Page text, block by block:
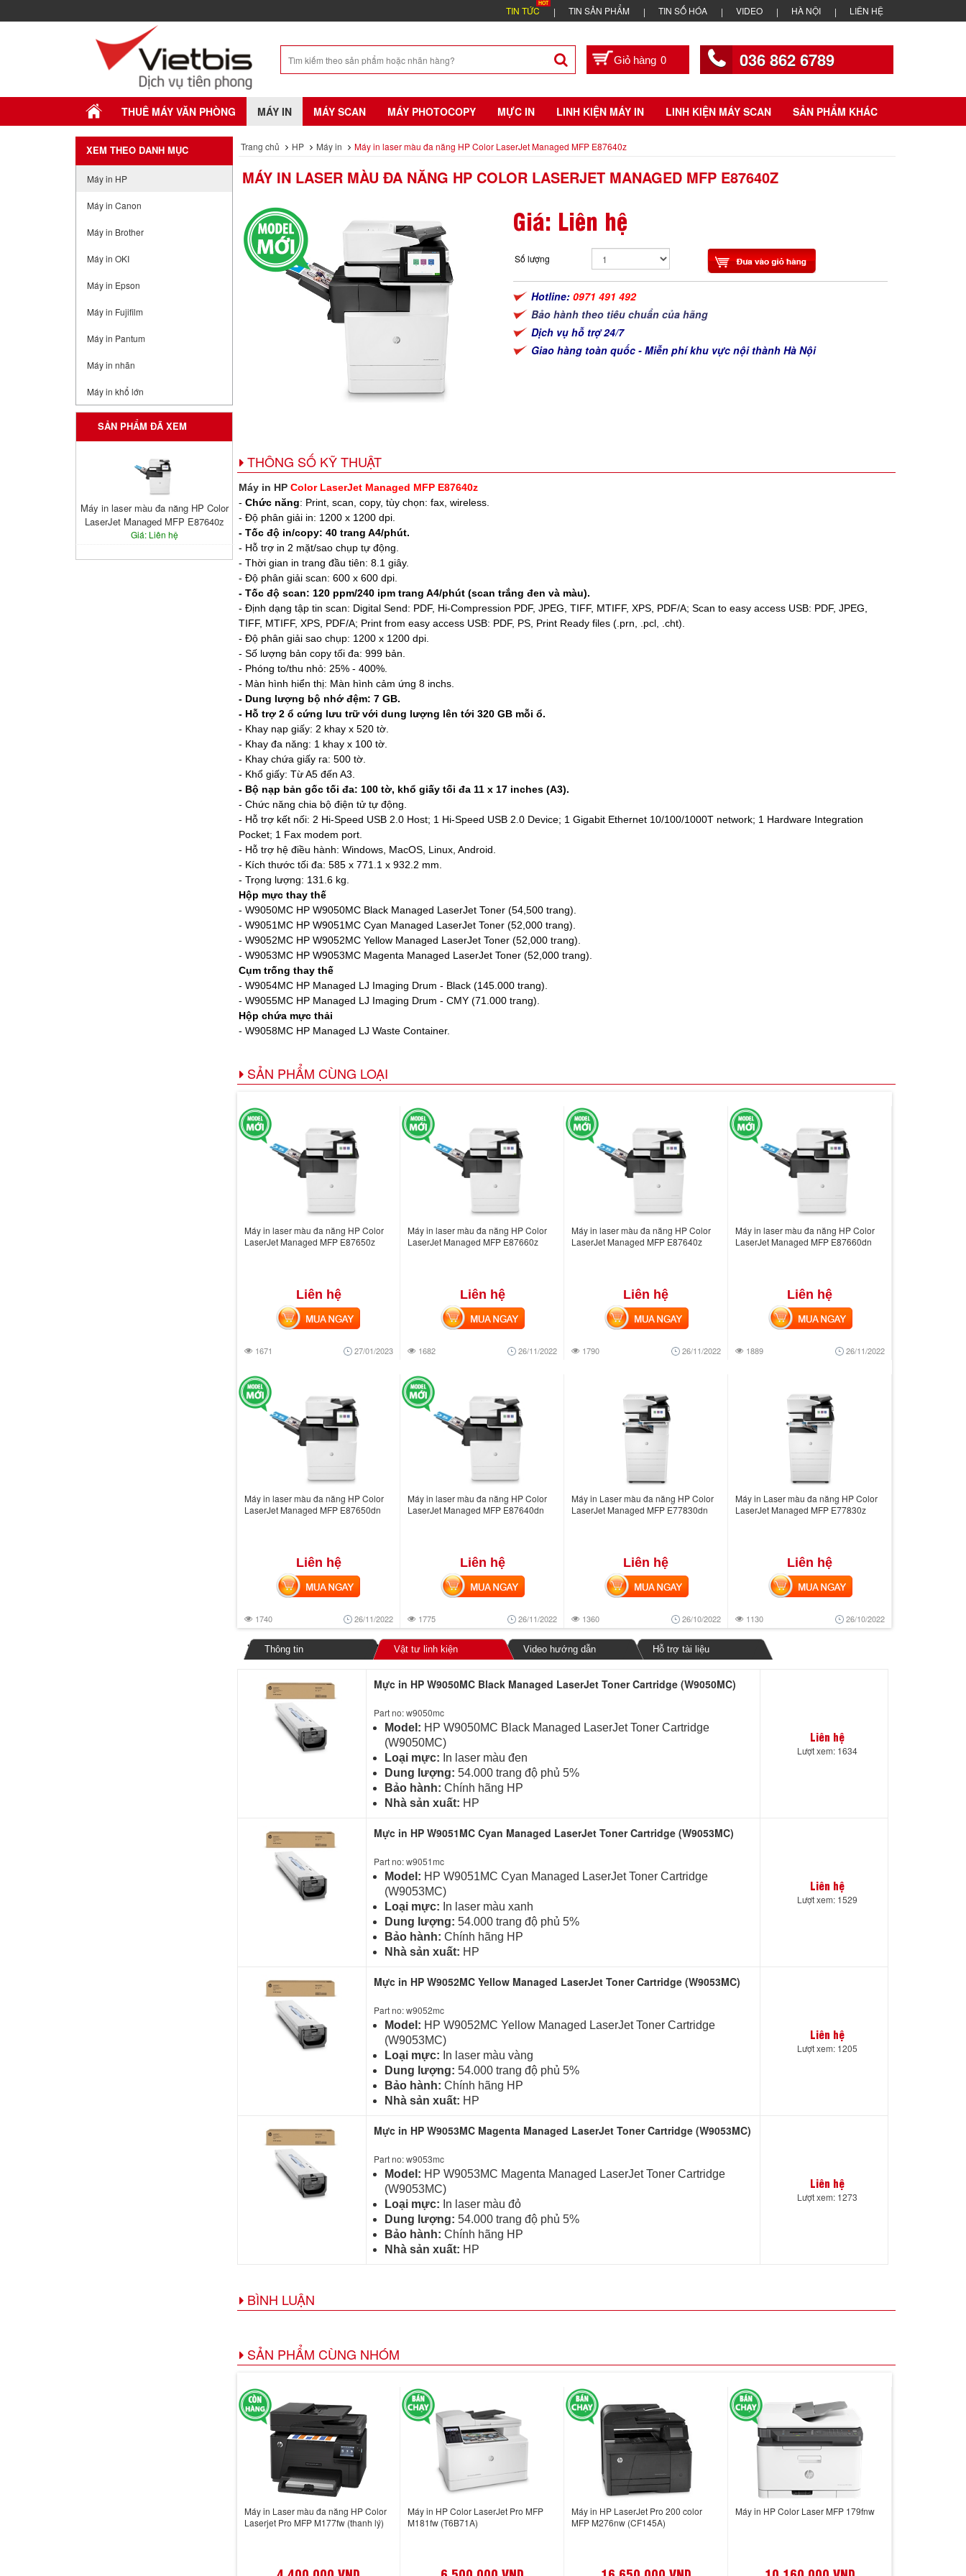
TIN TỨC TIN SẢN PHẨM TIN SỐ HÓA VIDEO HÀ NỘI LIÊN HỆ
0 036 862 6789
THUÊ MÁY VĂN PHÒNG MÁY IN MÁY SCAN MÁY PHOTOCOPY MỰC IN LINH KIỆN MÁY IN LINH KIỆN MÁY SCAN SẢN PHẨM KHÁC
XEM THEO DANH MỤC
Máy in HP
Máy in Canon
Máy in Brother
Máy in OKI
Máy in Epson
Máy in Fujifilm
Máy in Pantum
Máy in nhãn
Máy in khổ lớn
SẢN PHẨM ĐÃ XEM
Máy in laser màu đa năng HP Color
LaserJet Managed MFP E87640z
Giá: Liên hệ
Trang chủ HP Máy in Máy in laser màu đa năng HP Color LaserJet Managed MFP E87640z
MÁY IN LASER MÀU ĐA NĂNG HP COLOR LASERJET MANAGED MFP E87640Z
Giá: Liên hệ
Số lượng
Hotline:0971 491 492
Bảo hành theo tiêu chuẩn của hãng
Dịch vụ hỗ trợ 24/7
Giao hàng toàn quốc - Miễn phí khu vực nội thành Hà Nội
THÔNG SỐ KỸ THUẬT
Máy in HP Color LaserJet Managed MFP E87640z
- Chức năng: Print, scan, copy, tùy chọn: fax, wireless.
- Độ phân giải in: 1200 x 1200 dpi.
- Tốc độ in/copy: 40 trang A4/phút.
- Hỗ trợ in 2 mặt/sao chụp tự động.
- Thời gian in trang đầu tiên: 8.1 giây.
- Độ phân giải scan: 600 x 600 dpi.
- Tốc độ scan: 120 ppm/240 ipm trang A4/phút (scan trắng đen và màu).
- Định dạng tập tin scan: Digital Send: PDF, Hi-Compression PDF, JPEG, TIFF, MTIFF, XPS, PDF/A; Scan to easy access USB: PDF, JPEG,
TIFF, MTIFF, XPS, PDF/A; Print from easy access USB: PDF, PS, Print Ready files (.prn, .pcl, .cht).
- Độ phân giải sao chụp: 1200 x 1200 dpi.
- Số lượng bản copy tối đa: 999 bản.
- Phóng to/thu nhỏ: 25% - 400%.
- Màn hình hiển thị: Màn hình cảm ứng 8 inchs.
- Dung lượng bộ nhớ đệm: 7 GB.
- Hỗ trợ 2 ổ cứng lưu trữ với dung lượng lên tới 320 GB mỗi ổ.
- Khay nạp giấy: 2 khay x 520 tờ.
- Khay đa năng: 1 khay x 100 tờ.
- Khay chứa giấy ra: 500 tờ.
- Khổ giấy: Từ A5 đến A3.
- Bộ nạp bản gốc tối đa: 100 tờ, khổ giấy tối đa 11 x 17 inches (A3).
- Chức năng chia bộ điện tử tự động.
- Hỗ trợ kết nối: 2 Hi-Speed USB 2.0 Host; 1 Hi-Speed USB 2.0 Device; 1 Gigabit Ethernet 10/100/1000T network; 1 Hardware Integration
Pocket; 1 Fax modem port.
- Hỗ trợ hệ điều hành: Windows, MacOS, Linux, Android.
- Kích thước tối đa: 585 x 771.1 x 932.2 mm.
- Trọng lượng: 131.6 kg.
Hộp mực thay thế
- W9050MC HP W9050MC Black Managed LaserJet Toner (54,500 trang).
- W9051MC HP W9051MC Cyan Managed LaserJet Toner (52,000 trang).
- W9052MC HP W9052MC Yellow Managed LaserJet Toner (52,000 trang).
- W9053MC HP W9053MC Magenta Managed LaserJet Toner (52,000 trang).
Cụm trống thay thế
- W9054MC HP Managed LJ Imaging Drum - Black (145.000 trang).
- W9055MC HP Managed LJ Imaging Drum - CMY (71.000 trang).
Hộp chứa mực thải
- W9058MC HP Managed LJ Waste Container.
SẢN PHẨM CÙNG LOẠI
Máy in laser màu đa năng HP Color
LaserJet Managed MFP E87650z
Liên hệ
1671 27/01/2023
MUA NGAY
Máy in laser màu đa năng HP Color
LaserJet Managed MFP E87660z
Liên hệ
1682 26/11/2022
MUA NGAY
Máy in laser màu đa năng HP Color
LaserJet Managed MFP E87640z
Liên hệ
1790 26/11/2022
MUA NGAY
Máy in laser màu đa năng HP Color
LaserJet Managed MFP E87660dn
Liên hệ
1889 26/11/2022
MUA NGAY
Máy in laser màu đa năng HP Color
LaserJet Managed MFP E87650dn
Liên hệ
1740 26/11/2022
MUA NGAY
Máy in laser màu đa năng HP Color
LaserJet Managed MFP E87640dn
Liên hệ
1775 26/11/2022
MUA NGAY
Máy in Laser màu đa năng HP Color
LaserJet Managed MFP E77830dn
Liên hệ
1360 26/10/2022
MUA NGAY
Máy in Laser màu đa năng HP Color
LaserJet Managed MFP E77830z
Liên hệ
1130 26/10/2022
MUA NGAY
Thông tin Vật tư linh kiện Video hướng dẫn Hỗ trợ tài liệu
Mực in HP W9050MC Black Managed LaserJet Toner Cartridge (W9050MC)
Part no: w9050mc
Model: HP W9050MC Black Managed LaserJet Toner Cartridge
(W9050MC)
Loại mực: In laser màu đen
Dung lượng: 54.000 trang độ phủ 5%
Bảo hành: Chính hãng HP
Nhà sản xuất: HP
Liên hệ
Lượt xem: 1634
Mực in HP W9051MC Cyan Managed LaserJet Toner Cartridge (W9053MC)
Part no: w9051mc
Model: HP W9051MC Cyan Managed LaserJet Toner Cartridge
(W9053MC)
Loại mực: In laser màu xanh
Dung lượng: 54.000 trang độ phủ 5%
Bảo hành: Chính hãng HP
Nhà sản xuất: HP
Liên hệ
Lượt xem: 1529
Mực in HP W9052MC Yellow Managed LaserJet Toner Cartridge (W9053MC)
Part no: w9052mc
Model: HP W9052MC Yellow Managed LaserJet Toner Cartridge
(W9053MC)
Loại mực: In laser màu vàng
Dung lượng: 54.000 trang độ phủ 5%
Bảo hành: Chính hãng HP
Nhà sản xuất: HP
Liên hệ
Lượt xem: 1205
Mực in HP W9053MC Magenta Managed LaserJet Toner Cartridge (W9053MC)
Part no: w9053mc
Model: HP W9053MC Magenta Managed LaserJet Toner Cartridge
(W9053MC)
Loại mực: In laser màu đỏ
Dung lượng: 54.000 trang độ phủ 5%
Bảo hành: Chính hãng HP
Nhà sản xuất: HP
Liên hệ
Lượt xem: 1273
BÌNH LUẬN
SẢN PHẨM CÙNG NHÓM
Máy in Laser màu đa năng HP Color
Laserjet Pro MFP M177fw (thanh lý)
Máy in HP Color LaserJet Pro MFP
M181fw (T6B71A)
Máy in HP LaserJet Pro 200 color
MFP M276nw (CF145A)
Máy in HP Color Laser MFP 179fnw